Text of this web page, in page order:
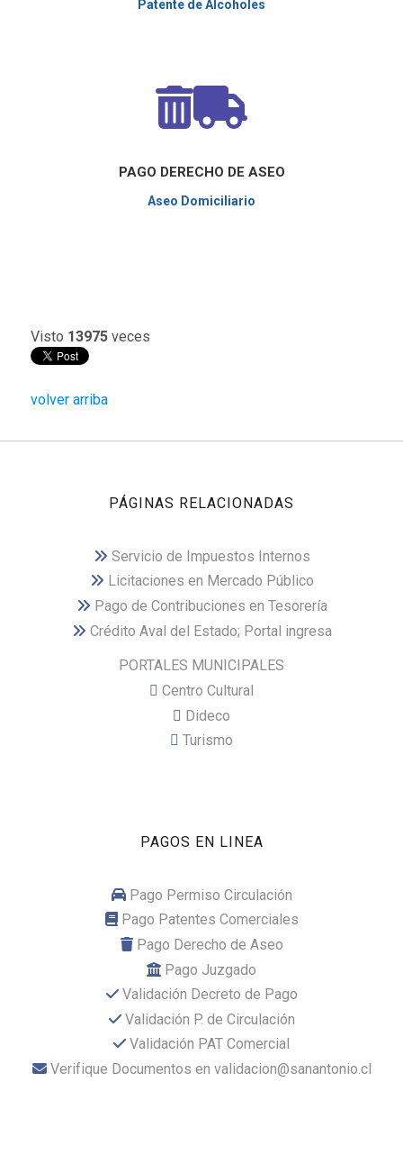
Patente de Alcoholes
PAGO DERECHO DE ASEO
Aseo Domiciliario
Visto 13975 veces
volver arriba
PÁGINAS RELACIONADAS
Servicio de Impuestos Internos
Licitaciones en Mercado Público
Pago de Contribuciones en Tesorería
Crédito Aval del Estado; Portal ingresa
PORTALES MUNICIPALES
Centro Cultural
Dideco
Turismo
PAGOS EN LINEA
Pago Permiso Circulación
Pago Patentes Comerciales
Pago Derecho de Aseo
Pago Juzgado
Validación Decreto de Pago
Validación P. de Circulación
Validación PAT Comercial
Verifique Documentos en validacion@sanantonio.cl